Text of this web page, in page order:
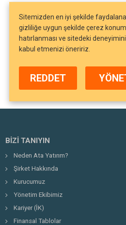
BIZI TANIYIN
Neden Ata Yatırım?
Şirket Hakkında
Kurucumuz
Yönetim Ekibimiz
Kariyer (İK)
Finansal Tablolar
Sitemizden en iyi şekilde
gizliliğe uygun şekilde çerez
hatırlanması ve sitedeki
kabul etmenizi öneririz.
REDDET